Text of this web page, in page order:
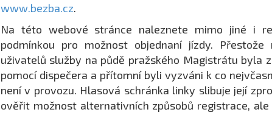
www.bezba.cz.
Na této webové stránce naleznete mimo jiné i
podmínkou pro možnost objednaní jízdy.
uživatelů služby na půdě pražského Magistrátu byla
pomocí dispečera a přítomní byli vyzváni k co
není v provozu. Hlasová schránka linky slibuje její
ověřit možnost alternativních způsobů registrace,